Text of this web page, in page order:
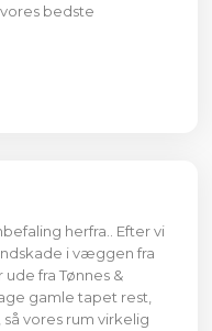
bedste
herfra.. Efter vi
i væggen fra
fra Tønnes &
gamle tapet rest,
vores rum virkelig